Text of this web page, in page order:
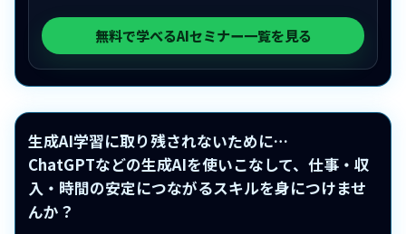
無料で学べるAIセミナー一覧を見る
生成AI学習に取り残されないために…
ChatGPTなどの生成AIを使いこなして、仕事・収
入・時間の安定につながるスキルを身につけませ
んか？